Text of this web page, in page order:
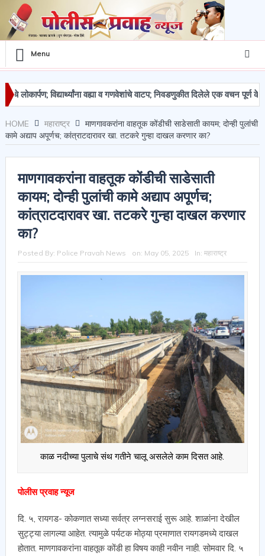
Menu
विद्यार्थ्यांना वह्या व गणवेशांचे वाटप; निवडणुकीत दिलेले एक वचन पूर्ण केले –
HOME महाराष्ट्र
माणगावकरांना वाहतूक कोंडीची साडेसाती कायम; दोन्ही पुलांची
कामे अद्याप अपूर्णच; कांत्राटदारावर खा. तटकरे गुन्हा दाखल करणार का?
माणगावकरांना वाहतूक कोंडीची साडेसाती
कायम; दोन्ही पुलांची कामे अद्याप अपूर्णच;
कांत्राटदारावर खा. तटकरे गुन्हा दाखल करणार
का?
Posted By: Police Pravah News on: May 05, 2025 In: महाराष्ट्र
काळ नदीच्या पुलाचे संथ गतीने चालू असलेले काम दिसत आहे.
पोलीस प्रवाह न्यूज
दि. ५, रायगड- कोकणात सध्या सर्वत्र लग्नसराई सुरू आहे. शाळांना देखील
सुट्ट्या लागल्या आहेत. त्यामुळे पर्यटक मोठ्या प्रमाणात रायगडमध्ये दाखल
होतात. माणगावकरांना वाहतूक कोंडी हा विषय काही नवीन नाही. सोमवार दि. ५